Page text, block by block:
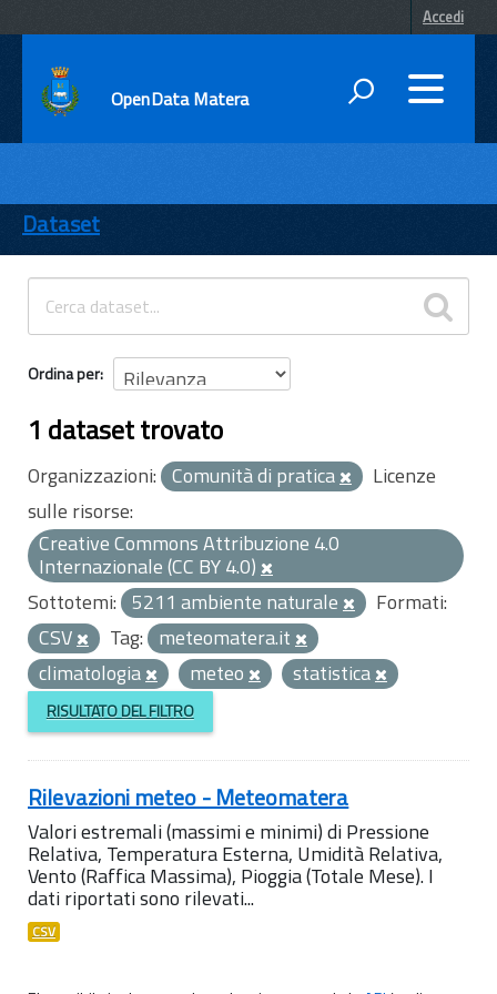
Accedi
OpenData Matera
ENTI
TEMI
INFORMAZIONI
Dataset
Ordina per
1 dataset trovato
Organizzazioni: Comunità di pratica
Licenze
sulle risorse:
Creative Commons Attribuzione 4.0
Internazionale (CC BY 4.0)
Sottotemi: 5211 ambiente naturale
Formati:
CSV
Tag: meteomatera.it
climatologia
meteo statistica
RISULTATO DEL FILTRO
Rilevazioni meteo - Meteomatera
Valori estremali (massimi e minimi) di Pressione
Relativa, Temperatura Esterna, Umidità Relativa,
Vento (Raffica Massima), Pioggia (Totale Mese). I
dati riportati sono rilevati...
CSV